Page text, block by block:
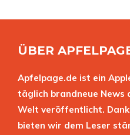
ÜBER
Apfelpage.de ist ein
täglich brandneue News
Welt veröffentlicht.
bieten wir dem Leser